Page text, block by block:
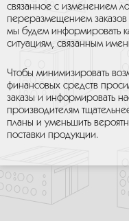
связанное с изменением
переразмещением
мы будем информировать
ситуациям, связанным
Чтобы минимизировать
финансовых средств
заказы и информировать
производителям
планы и уменьшить
поставки продукции.